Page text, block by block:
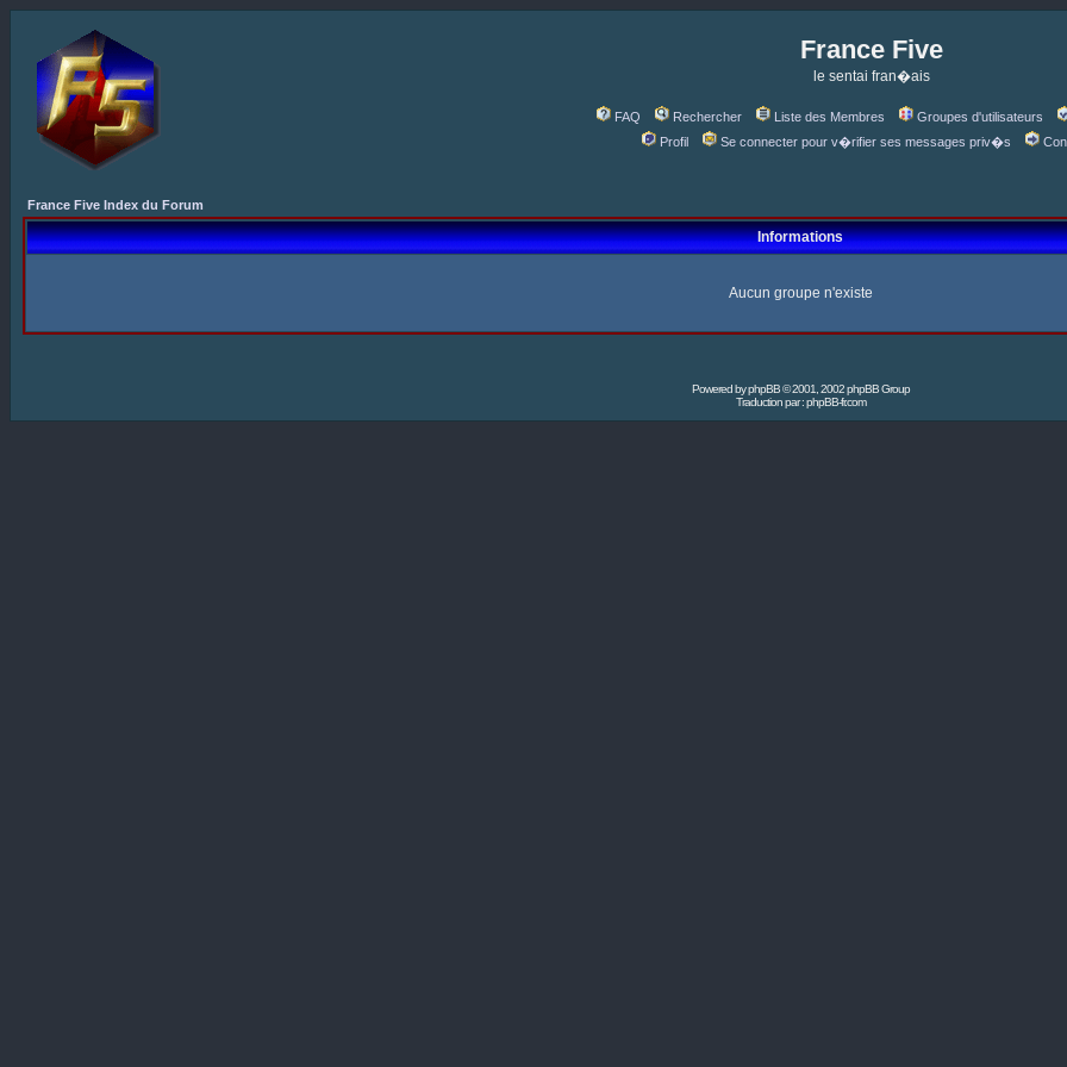
France Five
le sentai fran�ais
FAQ Rechercher Liste des Membres Groupes d'utilisateurs
Profil
Se connecter pour v�rifier ses messages priv�s
France Five Index du Forum
Informations
Aucun groupe n'existe
Powered byphpBB© 2001, 2002 phpBB Group
Traduction par :phpBB-fr.com